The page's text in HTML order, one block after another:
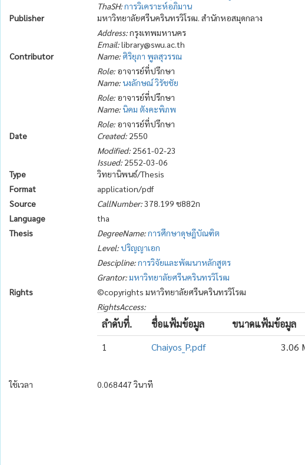
ThaSH:การวิเคราะห์อภิมาน
Publisher
มหาวิทยาลัยศรีนครินทรวิโรฒ. สำนักหอสมุดกลาง
Address:กรุงเทพมหานคร
Email:library@swu.ac.th
Contributor
Name: ศิริยุภา พูลสุวรรณ
Role: อาจารย์ที่ปรึกษา
Name:นงลักษณ์ วิรัชชัย
Role: อาจารย์ที่ปรึกษา
Name:นิคม ตังคะพิภพ
Role: อาจารย์ที่ปรึกษา
Date
Created: 2550
Modified: 2561-02-23
Issued: 2552-03-06
Type
วิทยานิพนธ์/Thesis
Format
application/pdf
Source
CallNumber:378.199 ช882ก
Language
tha
Thesis
DegreeName:การศึกษาดุษฎีบัณฑิต
Level:ปริญญาเอก
Descipline:การวิจัยและพัฒนาหลักสูตร
Grantor:มหาวิทยาลัยศรีนครินทรวิโรฒ
Rights
©copyrights มหาวิทยาลัยศรีนครินทรวิโรฒ
RightsAccess:
ลำดับที่. ชื่อแฟ้มข้อมูล ขนาดแฟ้มข้อมูล
1
Chaiyos_P.pdf 3.06
ใช้เวลา 0.068447 วินาที